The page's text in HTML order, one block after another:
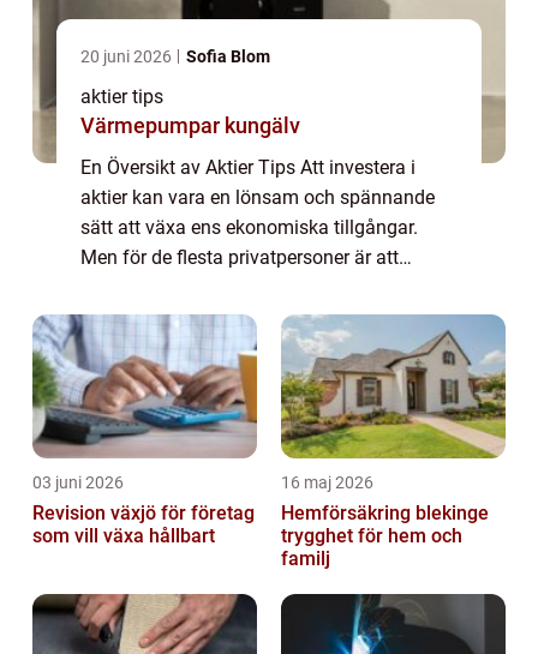
20 juni 2026 Sofia Blom
aktier tips
Värmepumpar kungälv
En Översikt av Aktier Tips Att investera i
aktier kan vara en lönsam och spännande
sätt att växa ens ekonomiska tillgångar.
Men för de flesta privatpersoner är att
man väljer vilka aktier man ska invester...
03 juni 2026
Revision växjö för företag
som vill växa hållbart
16 maj 2026
Hemförsäkring blekinge
trygghet för hem och
familj